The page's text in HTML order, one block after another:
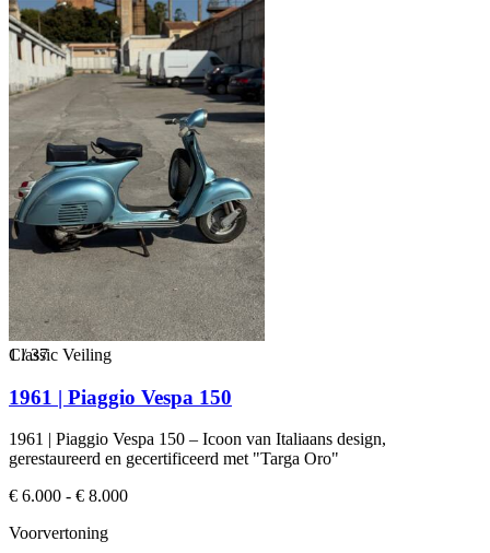
1/37
Classic Veiling
1961 | Piaggio Vespa 150
1961 | Piaggio Vespa 150 – Icoon van Italiaans design,
gerestaureerd en gecertificeerd met "Targa Oro"
€ 6.000 - € 8.000
Voorvertoning